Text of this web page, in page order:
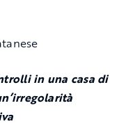
in una casa di